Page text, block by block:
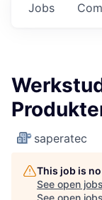
Jobs
saperatec
This job is
See open